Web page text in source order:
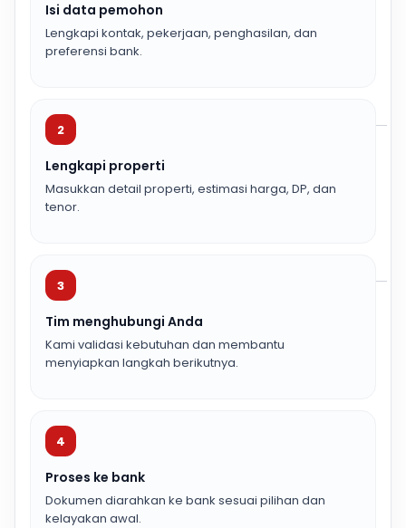
Isi data pemohon
Lengkapi kontak, pekerjaan, penghasilan, dan
preferensi bank.
2
Lengkapi properti
Masukkan detail properti, estimasi harga, DP, dan
tenor.
3
Tim menghubungi Anda
Kami validasi kebutuhan dan membantu
menyiapkan langkah berikutnya.
4
Proses ke bank
Dokumen diarahkan ke bank sesuai pilihan dan
kelayakan awal.